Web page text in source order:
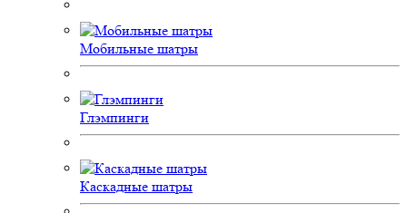
Мобильные шатры
Глэмпинги
Каскадные шатры